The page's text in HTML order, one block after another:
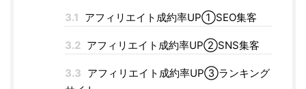
3.1 アフィリエイト成約率UP①SEO集客
3.2 アフィリエイト成約率UP②SNS集客
3.3 アフィリエイト成約率UP③ランキング